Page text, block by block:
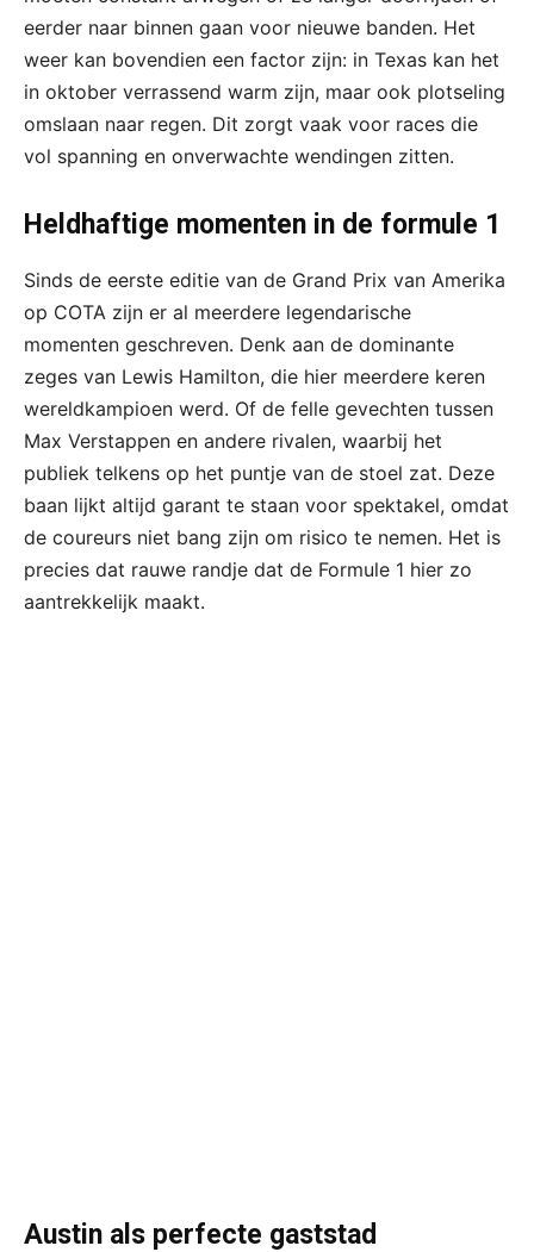
eerder naar binnen gaan voor nieuwe banden. Het
weer kan bovendien een factor zijn: in Texas kan het
in oktober verrassend warm zijn, maar ook plotseling
omslaan naar regen. Dit zorgt vaak voor races die
vol spanning en onverwachte wendingen zitten.
Heldhaftige momenten in de formule 1
Sinds de eerste editie van de Grand Prix van Amerika
op COTA zijn er al meerdere legendarische
momenten geschreven. Denk aan de dominante
zeges van Lewis Hamilton, die hier meerdere keren
wereldkampioen werd. Of de felle gevechten tussen
Max Verstappen en andere rivalen, waarbij het
publiek telkens op het puntje van de stoel zat. Deze
baan lijkt altijd garant te staan voor spektakel, omdat
de coureurs niet bang zijn om risico te nemen. Het is
precies dat rauwe randje dat de Formule 1 hier zo
aantrekkelijk maakt.
Austin als perfecte gaststad